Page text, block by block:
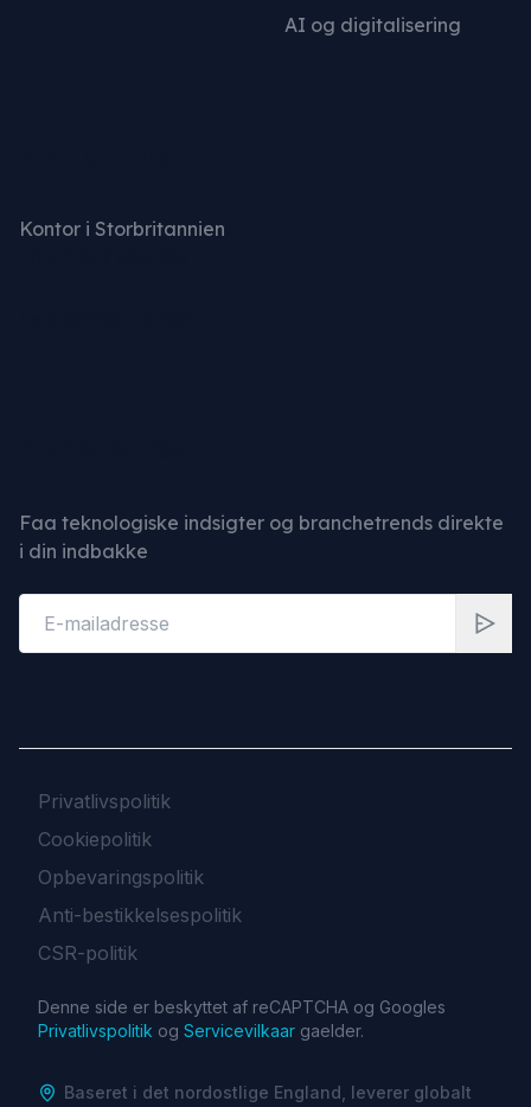
AI og digitalisering
Kontor i Storbritannien
Faa teknologiske indsigter og branchetrends direkte
i din indbakke
Privatlivspolitik
Cookiepolitik
Opbevaringspolitik
Anti-bestikkelsespolitik
CSR-politik
Denne side er beskyttet af reCAPTCHA og Googles
Privatlivspolitik og Servicevilkaar gaelder.
Baseret i det nordostlige England, leverer globalt